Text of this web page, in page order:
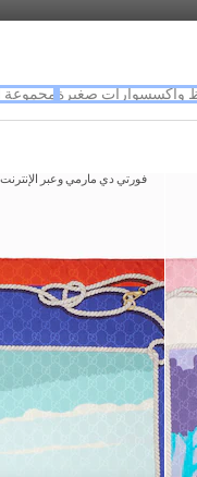
وإكسسوارات صغيرة مجموعة
فورتي دي مارمي وعبر